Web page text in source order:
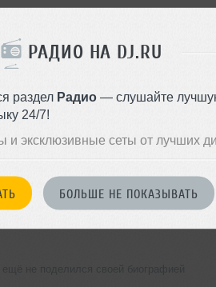
РАДИО НА DJ.RU
раздел Радио — слушайте
24/7!
и эксклюзивные сеты от лучших
БОЛЬШЕ НЕ ПОКАЗЫВАТЬ
37